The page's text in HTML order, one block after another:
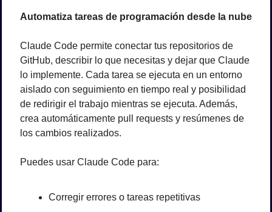
Automatiza tareas de programación desde la nube
Claude Code permite conectar tus repositorios de
GitHub, describir lo que necesitas y dejar que Claude
lo implemente. Cada tarea se ejecuta en un entorno
aislado con seguimiento en tiempo real y posibilidad
de redirigir el trabajo mientras se ejecuta. Además,
crea automáticamente pull requests y resúmenes de
los cambios realizados.
Puedes usar Claude Code para:
Corregir errores o tareas repetitivas